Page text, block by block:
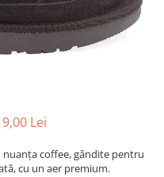
Lei
coffee, gândite pentru
cu un aer premium.